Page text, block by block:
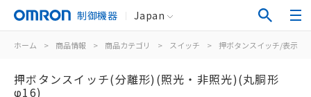
制御機器 Japan
ホーム > 商品情報 > 商品カテゴリ > スイッチ > 押ボタンスイッチ/表示灯
押ボタンスイッチ(分離形)(照光・非照光)(丸胴形
φ16)